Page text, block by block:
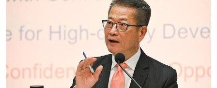
科技